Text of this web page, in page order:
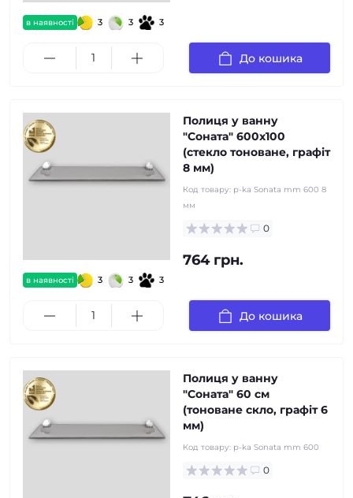
в наявності 3 3 3
До кошика
в наявності 3 3 3
Полиця у ванну
"Соната" 600x100
(стекло тоноване, графiт
8 мм)
Код товару: p-ka Sonata mm 600 8
мм
0
764 грн.
До кошика
Полиця у ванну
"Соната" 60 см
(тоноване скло, графiт 6
мм)
Код товару: p-ka Sonata mm 600
0